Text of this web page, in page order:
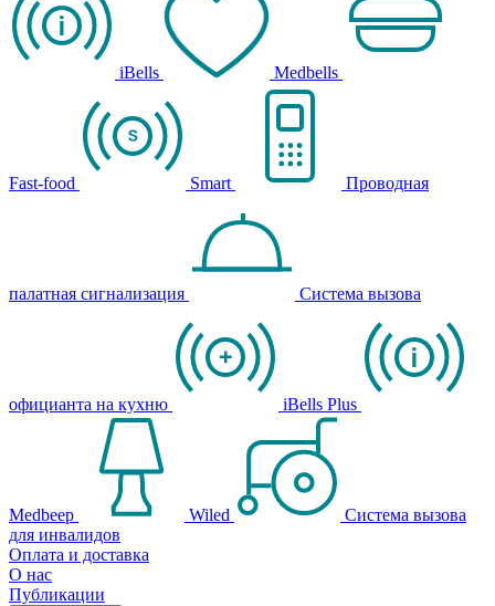
iBells Medbells
Fast-food Smart Проводная
палатная сигнализация Система вызова
официанта на кухню iBells Plus
Medbeep Wiled
Система вызова
для инвалидов
Оплата и доставка
О нас
Публикации